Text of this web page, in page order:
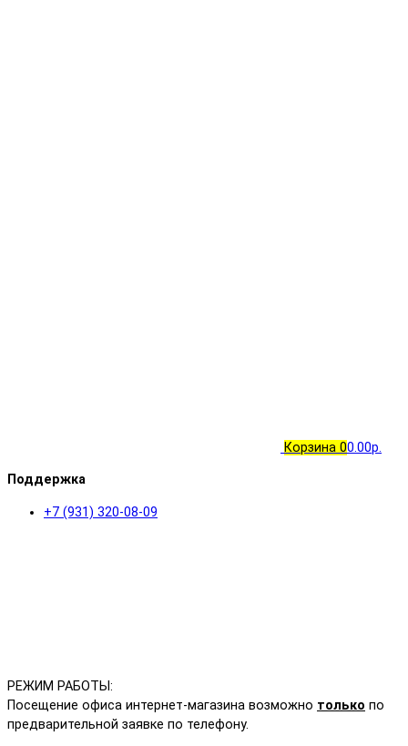
Корзина 00.00р.
Поддержка
+7 (931) 320-08-09
РЕЖИМ РАБОТЫ:
Посещение офиса интернет-магазина возможно только по
предварительной заявке по телефону.